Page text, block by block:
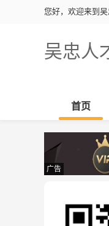
您好，欢迎来到吴
吴忠人
首页
广告